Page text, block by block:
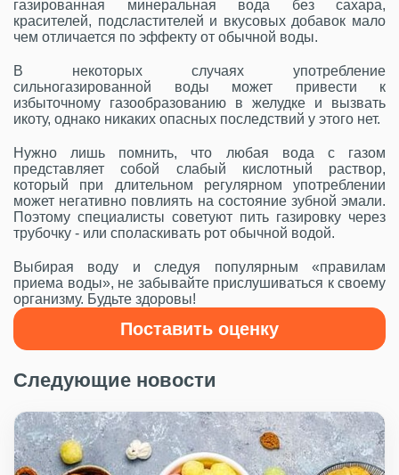
газированная минеральная вода без сахара,
красителей, подсластителей и вкусовых добавок мало
чем отличается по эффекту от обычной воды.
В некоторых случаях употребление
сильногазированной воды может привести к
избыточному газообразованию в желудке и вызвать
икоту, однако никаких опасных последствий у этого нет.
Нужно лишь помнить, что любая вода с газом
представляет собой слабый кислотный раствор,
который при длительном регулярном употреблении
может негативно повлиять на состояние зубной эмали.
Поэтому специалисты советуют пить газировку через
трубочку - или споласкивать рот обычной водой.
Выбирая воду и следуя популярным «правилам
приема воды», не забывайте прислушиваться к своему
организму. Будьте здоровы!
Поставить оценку
Следующие новости